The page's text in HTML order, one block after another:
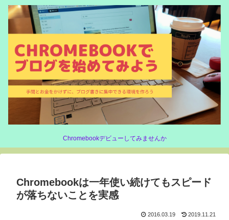
Chromebookデビューしてみませんか
Chromebookは一年使い続けてもスピード
が落ちないことを実感
2016.03.19 2019.11.21